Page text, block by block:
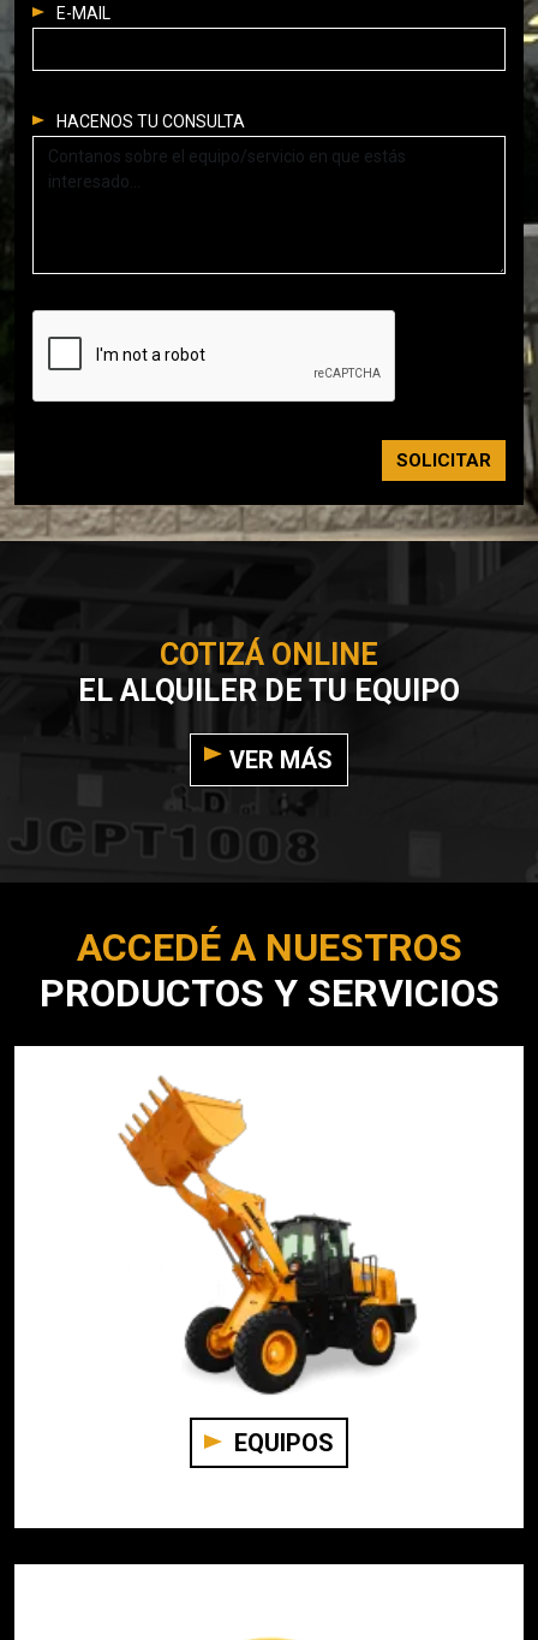
E-MAIL
HACENOS TU CONSULTA
SOLICITAR
COTIZÁ ONLINE
EL ALQUILER DE TU EQUIPO
VER MÁS
ACCEDÉ A NUESTROS
PRODUCTOS Y SERVICIOS
EQUIPOS